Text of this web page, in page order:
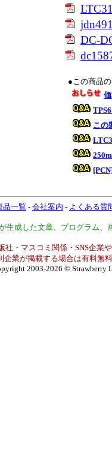
DC-
●この商品
この
品一覧 - 会社案内 - よくある質
生成した文章、プログラム
社・マスコミ関係・SNS企業
企業が掲載する場合は有料無
2003-2026 © Strawberry